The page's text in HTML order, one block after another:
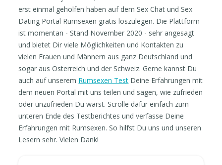
erst einmal geholfen haben auf dem Sex Chat und Sex
Dating Portal Rumsexen gratis loszulegen. Die Plattform
ist momentan - Stand November 2020 - sehr angesagt
und bietet Dir viele Möglichkeiten und Kontakten zu
vielen Frauen und Männern aus ganz Deutschland und
sogar aus Österreich und der Schweiz. Gerne kannst Du
auch auf unserem Rumsexen Test Deine Erfahrungen mit
dem neuen Portal mit uns teilen und sagen, wie zufrieden
oder unzufrieden Du warst. Scrolle dafür einfach zum
unteren Ende des Testberichtes und verfasse Deine
Erfahrungen mit Rumsexen. So hilfst Du uns und unseren
Lesern sehr. Vielen Dank!